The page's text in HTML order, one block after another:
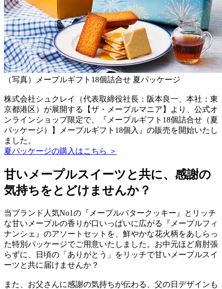
（写真）メープルギフト18個詰合せ 夏パッケージ
株式会社シュクレイ（代表取締役社長：阪本良一、本社：東
京都港区）が展開する【ザ・メープルマニア】より、公式オ
ンラインショップ限定で、『メープルギフト18個詰合せ（夏
パッケージ）】メープルギフト18個入』の販売を開始いたし
ました。
夏パッケージの購入はこちら ＞
甘いメープルスイーツと共に、感謝の
気持ちをとどけませんか？
当ブランド人気No1の『メープルバタークッキー』とリッチ
な甘いメープルの香りが口いっぱいに広がる『メープルフィ
ナンシェ』のアソートセットを、鮮やかな花火柄をあしらっ
た特別パッケージでご用意いたしました。お中元ほど肩肘張
らずに、日頃の「ありがとう」をリッチで甘いメープルスイ
ーツと共に届けませんか？
また、お父さんに感謝の気持ちが伝わる、父の日デザインも